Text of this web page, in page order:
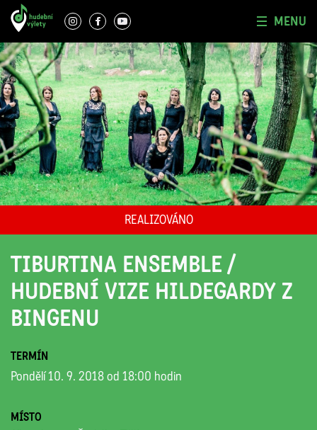
MENU
REALIZOVÁNO
TIBURTINA ENSEMBLE /
HUDEBNÍ VIZE HILDEGARDY Z
BINGENU
TERMÍN
Pondělí 10. 9. 2018 od 18:00 hodin
MÍSTO